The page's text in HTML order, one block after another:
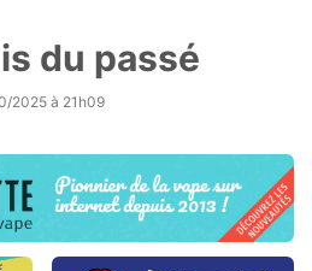
du passé
2025 à 21h09